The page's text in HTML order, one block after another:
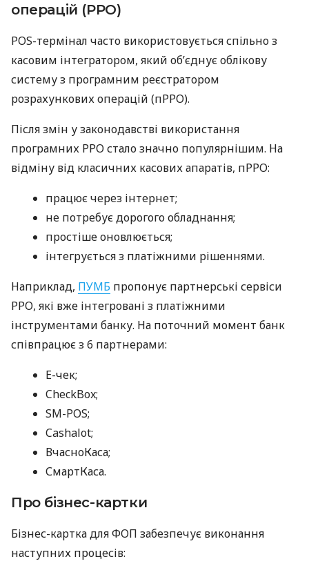
операцій (РРО)
POS-термінал часто використовується спільно з
касовим інтегратором, який об’єднує облікову
систему з програмним реєстратором
розрахункових операцій (пРРО).
Після змін у законодавстві використання
програмних РРО стало значно популярнішим. На
відміну від класичних касових апаратів, пРРО:
працює через інтернет;
не потребує дорогого обладнання;
простіше оновлюється;
інтегрується з платіжними рішеннями.
Наприклад, ПУМБ пропонує партнерські сервіси
РРО, які вже інтегровані з платіжними
інструментами банку. На поточний момент банк
співпрацює з 6 партнерами:
E-чек;
CheckBox;
SM-POS;
Cashalot;
ВчасноКаса;
СмартКаса.
Про бізнес-картки
Бізнес-картка для ФОП забезпечує виконання
наступних процесів: